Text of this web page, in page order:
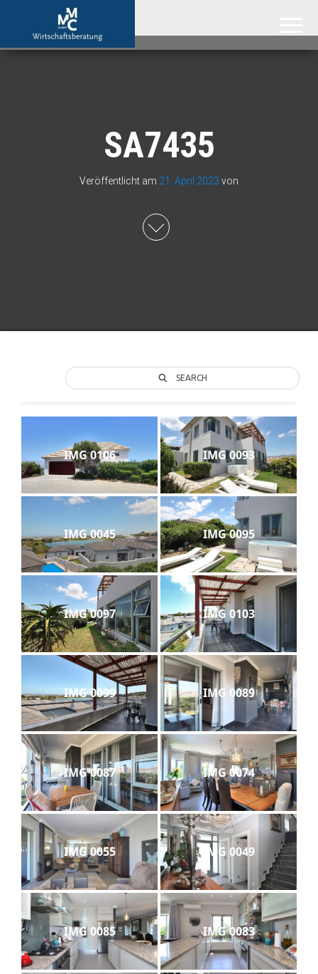
SA7435
Veröffentlicht am 21. April 2023 von
SEARCH
IMG 0106 IMG 0093
IMG 0045 IMG 0095
IMG 0097 IMG 0103
IMG 0099 IMG 0089
IMG 0087 IMG 0074
IMG 0055 IMG 0049
IMG 0085 IMG 0083